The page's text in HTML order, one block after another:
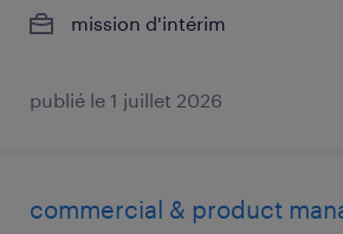
mission d'intérim
publié le 1 juillet 2026
commercial & product